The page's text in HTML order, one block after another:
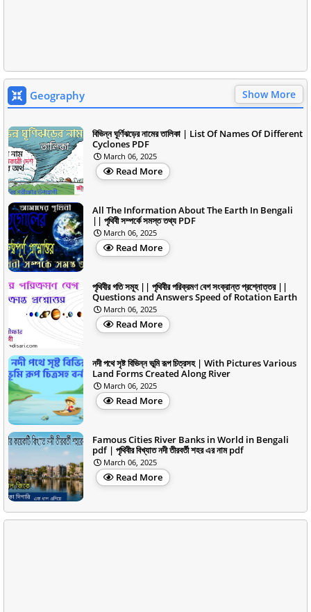
Geography Show More
বিভিন্ন ঘূর্ণিঝড়ের নামের তালিকা | List Of Names Of Different
Cyclones PDF
March 06, 2025
Read More
All The Information About The Earth In Bengali
|| পৃথিবী সম্পর্কে সমস্ত তথ্য PDF
March 06, 2025
Read More
পৃথিবীর গতি সমূহ || পৃথিবীর পরিক্রমণ বেগ সংক্রান্ত প্রশ্নোত্তর ||
Questions and Answers Speed of Rotation Earth
March 06, 2025
Read More
নদী পথে সৃষ্ট বিভিন্ন ভূমি রূপ চিত্রসহ | With Pictures Various
Land Forms Created Along River
March 06, 2025
Read More
Famous Cities River Banks in World in Bengali
pdf | পৃথিবীর বিখ্যাত নদী তীরবর্তী শহর এর নাম pdf
March 06, 2025
Read More